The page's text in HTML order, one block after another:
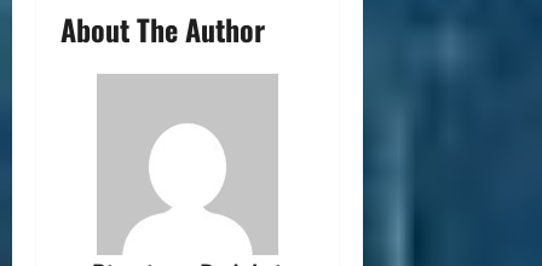
About The Author